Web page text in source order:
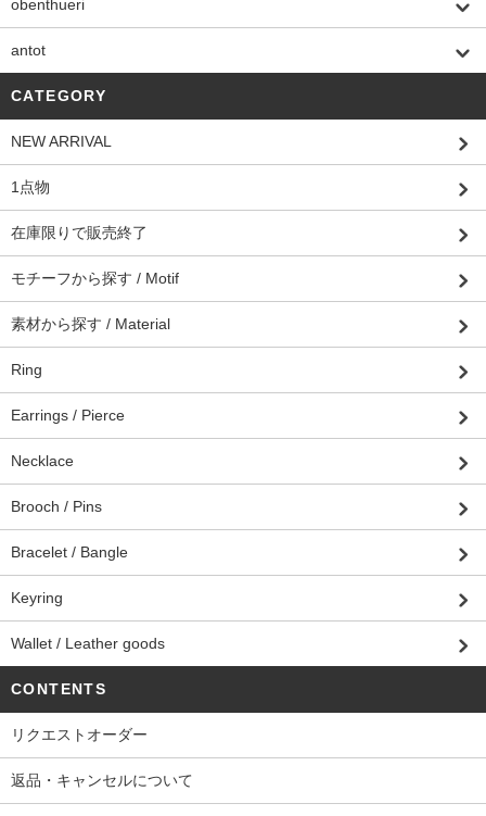
obenthueri
antot
CATEGORY
NEW ARRIVAL
1点物
在庫限りで販売終了
モチーフから探す / Motif
素材から探す / Material
Ring
Earrings / Pierce
Necklace
Brooch / Pins
Bracelet / Bangle
Keyring
Wallet / Leather goods
CONTENTS
リクエストオーダー
返品・キャンセルについて